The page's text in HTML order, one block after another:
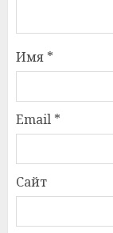
Имя *
Email *
Сайт